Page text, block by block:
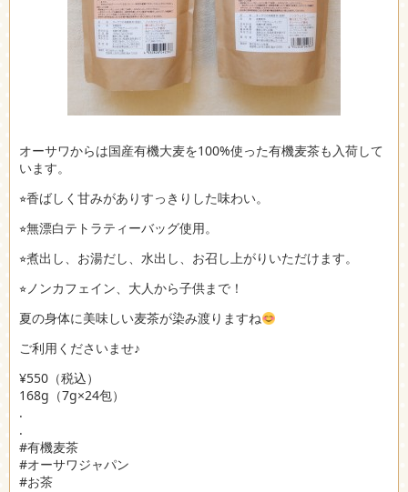
オーサワからは国産有機大麦を100%使った有機麦茶も入荷して
います。
⭐︎香ばしく甘みがありすっきりした味わい。
⭐︎無漂白テトラティーバッグ使用。
⭐︎煮出し、お湯だし、水出し、お召し上がりいただけます。
⭐︎ノンカフェイン、大人から子供まで！
夏の身体に美味しい麦茶が染み渡りますね
ご利用くださいませ♪
¥550（税込）
168g（7g×24包）
.
.
#有機麦茶
#オーサワジャパン
#お茶